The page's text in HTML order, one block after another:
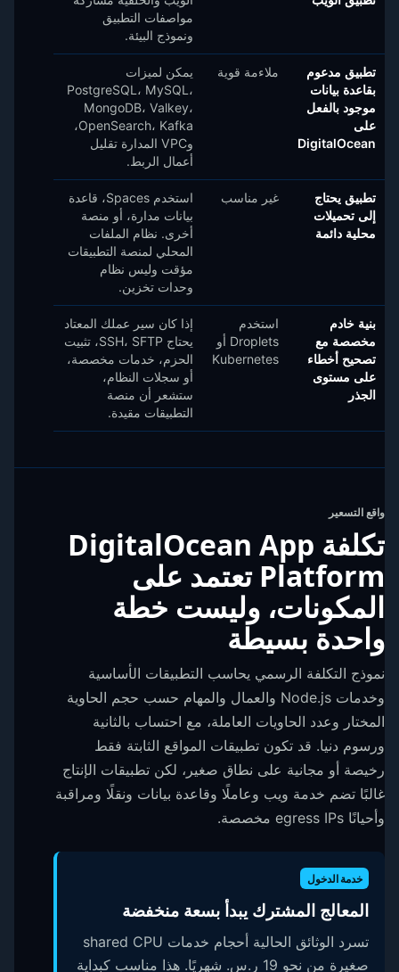
مواصفات التطبيق
ونموذج البيئة.
تطبيق مدعوم
بقاعدة بيانات
موجود بالفعل
على
DigitalOcean
ملاءمة قوية
يمكن لميزات
PostgreSQL، MySQL،
MongoDB، Valkey،
OpenSearch، Kafka،
وVPC المدارة تقليل
أعمال الربط.
تطبيق يحتاج
إلى تحميلات
محلية دائمة
غير مناسب
استخدم Spaces، قاعدة
بيانات مدارة، أو منصة
أخرى. نظام الملفات
المحلي لمنصة التطبيقات
مؤقت وليس نظام
وحدات تخزين.
بنية خادم
مخصصة مع
تصحيح أخطاء
على مستوى
الجذر
استخدم
Droplets أو
Kubernetes
إذا كان سير عملك المعتاد
يحتاج SSH، SFTP، تثبيت
الحزم، خدمات مخصصة،
أو سجلات النظام،
ستشعر أن منصة
التطبيقات مقيدة.
واقع التسعير
تكلفة DigitalOcean App
Platform تعتمد على
المكونات، وليست خطة
واحدة بسيطة
نموذج التكلفة الرسمي يحاسب التطبيقات الأساسية
وخدمات Node.js والعمال والمهام حسب حجم الحاوية
المختار وعدد الحاويات العاملة، مع احتساب بالثانية
ورسوم دنيا. قد تكون تطبيقات المواقع الثابتة فقط
رخيصة أو مجانية على نطاق صغير، لكن تطبيقات الإنتاج
غالبًا تضم خدمة ويب وعاملًا وقاعدة بيانات ونقلًا ومراقبة
وأحيانًا egress IPs مخصصة.
خدمة الدخول
المعالج المشترك يبدأ بسعة منخفضة
تسرد الوثائق الحالية أحجام خدمات shared CPU
صغيرة من نحو 19 ر.س.‏ شهريًا. هذا مناسب كبداية